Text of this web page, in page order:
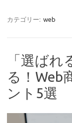
カテゴリー: web
「選ば
る！Web
ント5選